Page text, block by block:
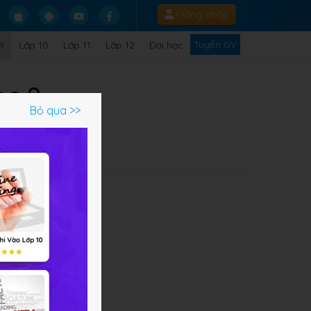
Đăng nhập
Lớp 10 Lớp 11 Lớp 12 Đại học Tuyển GV
9
Bỏ qua >>